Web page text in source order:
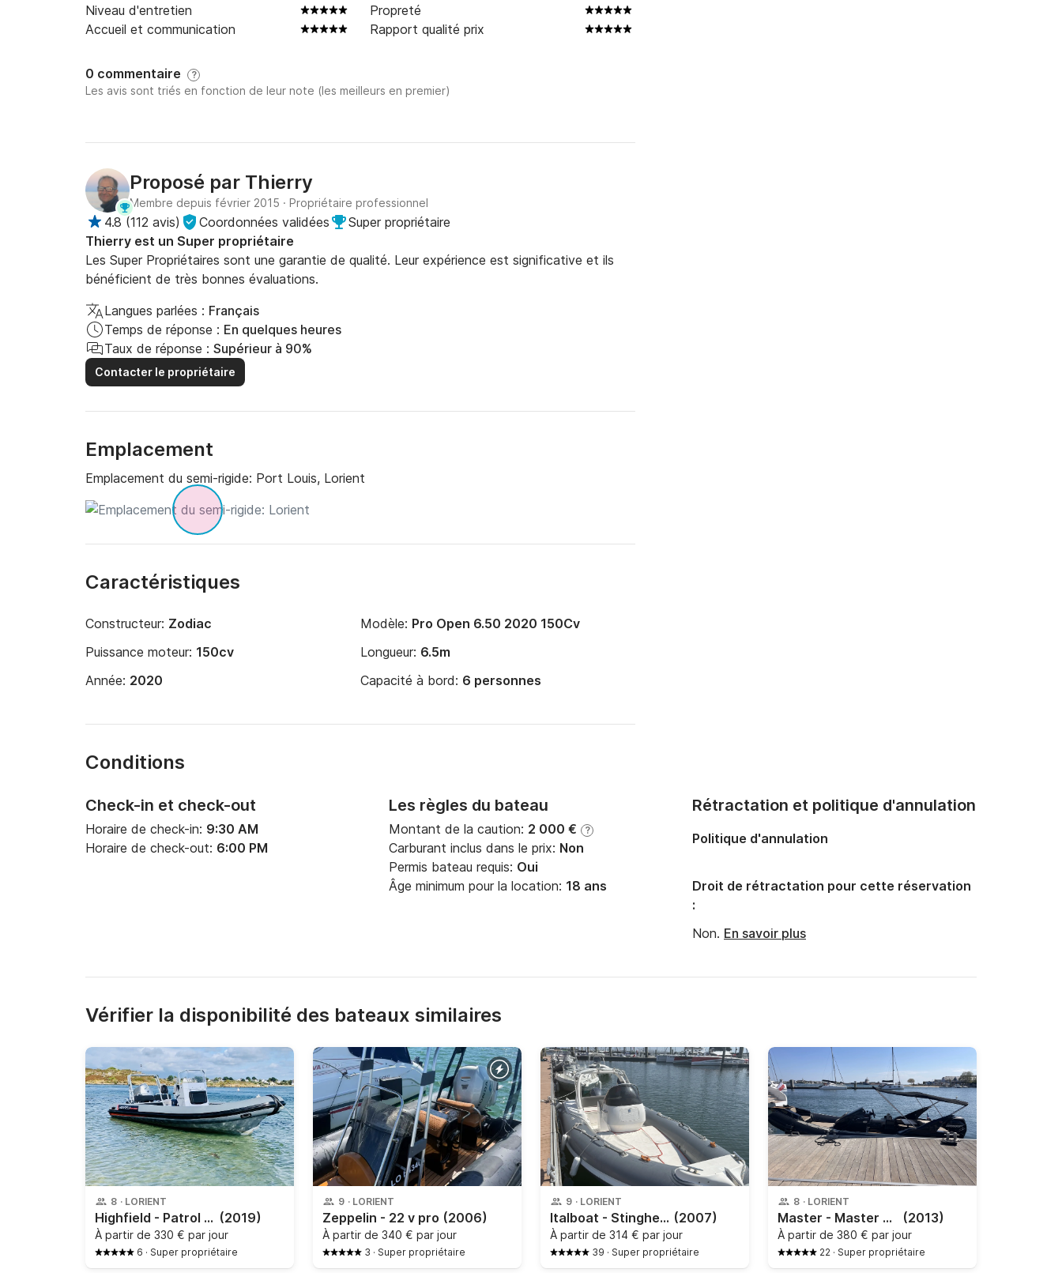
Niveau d'entretien
Propreté
Accueil et communication
Rapport qualité prix
0 commentaire ?
Les avis sont triés en fonction de leur note (les meilleurs en premier)
Proposé par Thierry
Membre depuis février 2015 · Propriétaire professionnel
4.8 (112 avis) Coordonnées validées
Super propriétaire
Thierry est un Super propriétaire
Les Super Propriétaires sont une garantie de qualité. Leur expérience est significative et ils
bénéficient de très bonnes évaluations.
Langues parlées : Français
Temps de réponse : En quelques heures
Taux de réponse : Supérieur à 90%
Contacter le propriétaire
Emplacement
Emplacement du semi-rigide: Port Louis, Lorient
Caractéristiques
Constructeur: Zodiac Modèle: Pro Open 6.50 2020 150Cv
Puissance moteur: 150cv Longueur: 6.5m
Année: 2020 Capacité à bord: 6 personnes
Conditions
Check-in et check-out
Horaire de check-in: 9:30 AM
Horaire de check-out: 6:00 PM
Les règles du bateau
Montant de la caution: 2 000 € ?
Carburant inclus dans le prix: Non
Permis bateau requis: Oui
Âge minimum pour la location: 18 ans
Rétractation et politique d'annulation
Politique d'annulation
Droit de rétractation pour cette réservation
:
Non. En savoir plus
Vérifier la disponibilité des bateaux similaires
8 · LORIENT
Highfield - Patrol 660 (2019)
À partir de 330 € par jour
6 · Super propriétaire
9 · LORIENT
Zeppelin - 22 v pro (2006)
À partir de 340 € par jour
3 · Super propriétaire
9 · LORIENT
Italboat - Stingher585 (2007)
À partir de 314 € par jour
39 · Super propriétaire
8 · LORIENT
Master - Master 699 (2013)
À partir de 380 € par jour
22 · Super propriétaire